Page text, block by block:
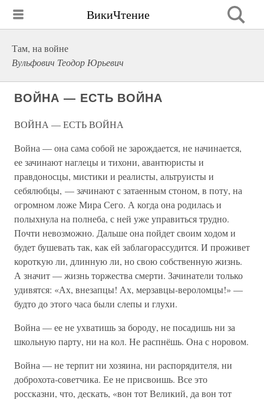
ВикиЧтение
Там, на войне
Вульфович Теодор Юрьевич
ВОЙНА — ЕСТЬ ВОЙНА
ВОЙНА — ЕСТЬ ВОЙНА
Война — она сама собой не зарождается, не начинается,
ее зачинают наглецы и тихони, авантюристы и
правдоносцы, мистики и реалисты, альтруисты и
себялюбцы, — зачинают с затаенным стоном, в поту, на
огромном ложе Мира Сего. А когда она родилась и
полыхнула на полнеба, с ней уже управиться трудно.
Почти невозможно. Дальше она пойдет своим ходом и
будет бушевать так, как ей заблагорассудится. И проживет
короткую ли, длинную ли, но свою собственную жизнь.
А значит — жизнь торжества смерти. Зачинатели только
удивятся: «Ах, внезапцы! Ах, мерзавцы-вероломцы!» —
будто до этого часа были слепы и глухи.
Война — ее не ухватишь за бороду, не посадишь ни за
школьную парту, ни на кол. Не распнёшь. Она с норовом.
Война — не терпит ни хозяина, ни распорядителя, ни
доброхота-советчика. Ее не присвоишь. Все это
россказни, что, дескать, «вон тот Великий, да вон тот